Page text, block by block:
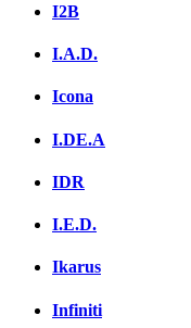
I2B
I.A.D.
Icona
I.DE.A
IDR
I.E.D.
Ikarus
Infiniti